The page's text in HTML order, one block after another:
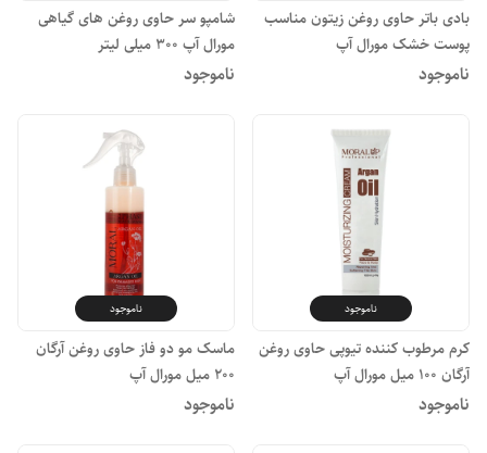
بادی باتر حاوی روغن زیتون مناسب
پوست خشک مورال آپ
ناموجود
شامپو سر حاوی روغن های گیاهی
مورال آپ ۳۰۰ میلی لیتر
ناموجود
ناموجود
کرم مرطوب کننده تیوپی حاوی روغن
آرگان ۱۰۰ میل مورال آپ
ناموجود
ناموجود
ماسک مو دو فاز حاوی روغن آرگان
۲۰۰ میل مورال آپ
ناموجود